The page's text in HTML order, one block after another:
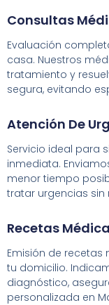
Consultas
Evaluación
casa. Nuestros
tratamiento y
segura, evitando
Atención De
Servicio ideal para
inmediata.
menor tiempo
tratar urgencias
Recetas
Emisión de
tu domicilio.
diagnóstico,
personalizada en